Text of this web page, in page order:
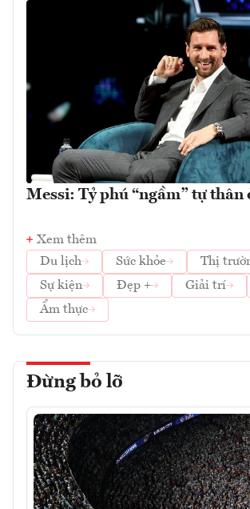
Messi: Tỷ phú “ngầm” tự thân
Xem thêm
Du lịch
Sức khỏe
Thị
Sự kiện
Đẹp + Giải trí
Ẩm thực
Đừng bỏ lỡ